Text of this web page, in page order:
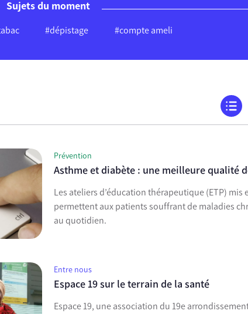
Sujets du moment
#dépistage #compte ameli
Prévention
Asthme et diabète : une meilleure qualité
Les ateliers d’éducation thérapeutique (ETP) mis
permettent aux patients souffrant de maladies
au quotidien.
Entre nous
Espace 19 sur le terrain de la santé
Espace 19, une association du 19e